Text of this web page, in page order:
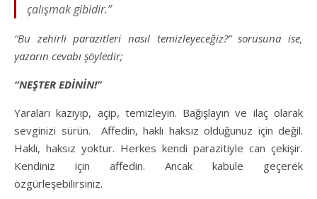
çalışmak gibidir.”
“Bu zehirli parazitleri nasıl temizleyeceğiz?” sorusuna ise,
yazarın cevabı şöyledir;
“NEŞTER EDİNİN!”
Yaraları kazıyıp, açıp, temizleyin. Bağışlayın ve ilaç olarak
sevginizi sürün. Affedin, haklı haksız olduğunuz için değil.
Haklı, haksız yoktur. Herkes kendi parazitiyle can çekişir.
Kendiniz için affedin. Ancak kabule geçerek
özgürleşebilirsiniz.